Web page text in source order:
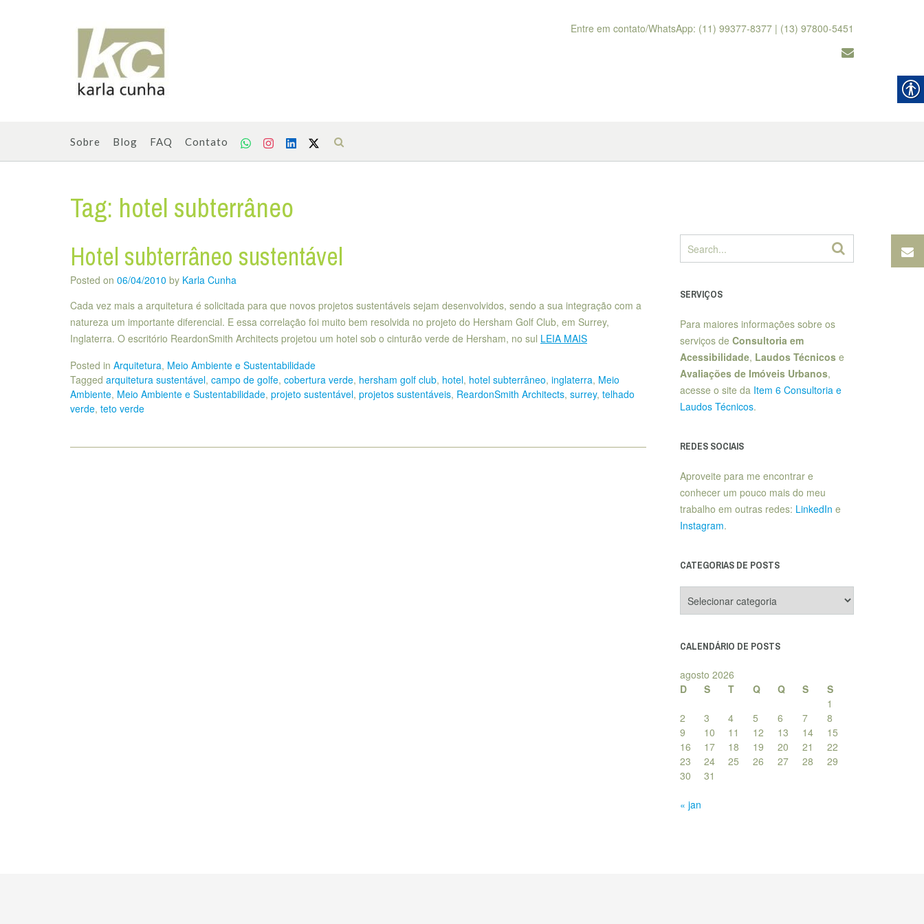
Entre em contato/WhatsApp: (11) 99377-8377 | (13) 97800-5451
Sobre Blog FAQ Contato
Tag: hotel subterrâneo
Hotel subterrâneo sustentável
Posted on 06/04/2010 by Karla Cunha
Cada vez mais a arquitetura é solicitada para que novos projetos sustentáveis sejam desenvolvidos, sendo a sua integração com a
natureza um importante diferencial. E essa correlação foi muito bem resolvida no projeto do Hersham Golf Club, em Surrey,
Inglaterra. O escritório ReardonSmith Architects projetou um hotel sob o cinturão verde de Hersham, no sul LEIA MAIS
Posted in Arquitetura, Meio Ambiente e Sustentabilidade
Tagged arquitetura sustentável, campo de golfe, cobertura verde, hersham golf club, hotel, hotel subterrâneo, inglaterra, Meio
Ambiente, Meio Ambiente e Sustentabilidade, projeto sustentável, projetos sustentáveis, ReardonSmith Architects, surrey, telhado
verde, teto verde
SERVIÇOS
Para maiores informações sobre os
serviços de Consultoria em
Acessibilidade, Laudos Técnicose
Avaliações de Imóveis Urbanos,
acesse o site da Item 6 Consultoria e
Laudos Técnicos.
REDES SOCIAIS
Aproveite para me encontrar e
conhecer um pouco mais do meu
trabalho em outras redes: LinkedIn e
Instagram.
CATEGORIAS DE POSTS
de
CALENDÁRIO DE POSTS
agosto 2026
D
S T Q Q S
S
1
2
3 4 5 6 7
8
9
10 11 12 13 14
15
16
17 18 19 20 21
22
23
24 25 26 27 28
29
30
31
« jan